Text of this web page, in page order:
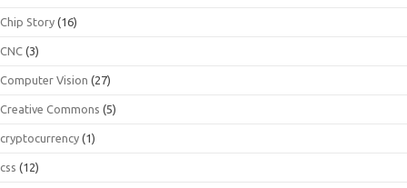
Chip Story (16)
CNC (3)
Computer Vision (27)
Creative Commons (5)
cryptocurrency (1)
css (12)